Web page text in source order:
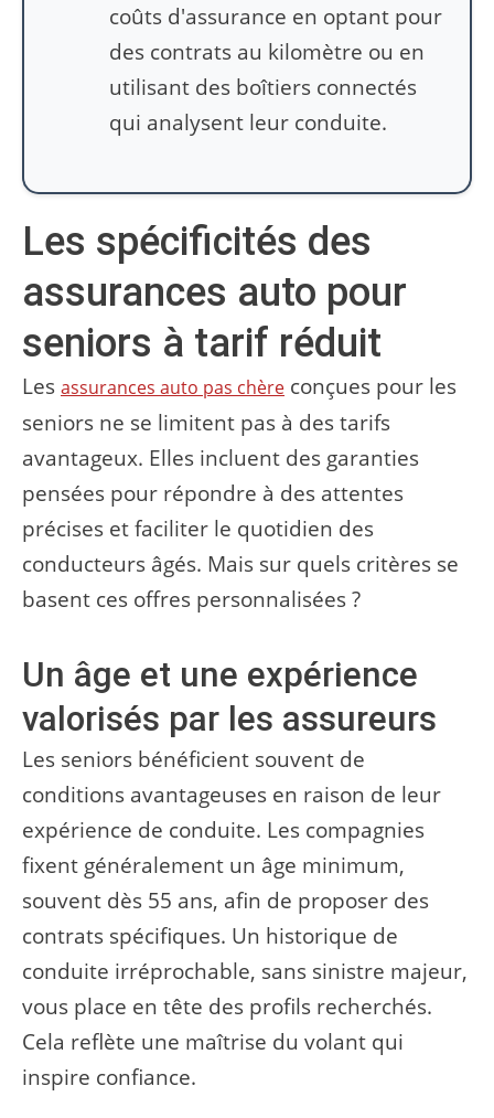
coûts d'assurance en optant pour
des contrats au kilomètre ou en
utilisant des boîtiers connectés
qui analysent leur conduite.
Les spécificités des
assurances auto pour
seniors à tarif réduit
Les assurances auto pas chère conçues pour les
seniors ne se limitent pas à des tarifs
avantageux. Elles incluent des garanties
pensées pour répondre à des attentes
précises et faciliter le quotidien des
conducteurs âgés. Mais sur quels critères se
basent ces offres personnalisées ?
Un âge et une expérience
valorisés par les assureurs
Les seniors bénéficient souvent de
conditions avantageuses en raison de leur
expérience de conduite. Les compagnies
fixent généralement un âge minimum,
souvent dès 55 ans, afin de proposer des
contrats spécifiques. Un historique de
conduite irréprochable, sans sinistre majeur,
vous place en tête des profils recherchés.
Cela reflète une maîtrise du volant qui
inspire confiance.